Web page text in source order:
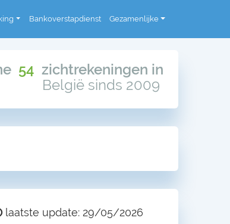
Bankoverstapdienst Gezamenlijke
54 zichtrekeningen in
België sinds 2009
laatste update: 29/05/2026